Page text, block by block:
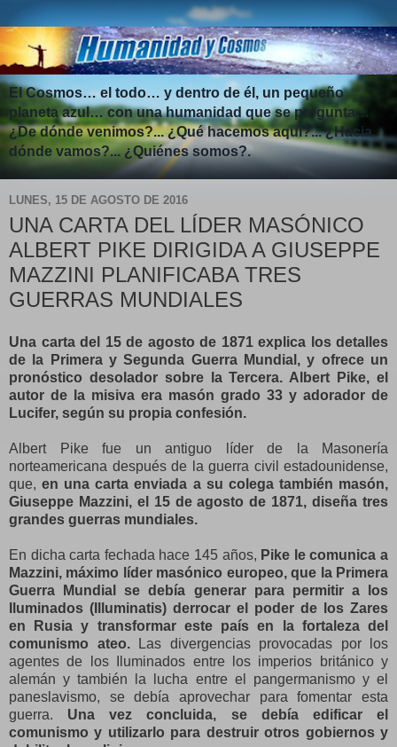
El Cosmos… el todo… y dentro de él, un pequeño
planeta azul… con una humanidad que se pregunta…
¿De dónde venimos?... ¿Qué hacemos aquí?... ¿Hacia
dónde vamos?... ¿Quiénes somos?.
LUNES, 15 DE AGOSTO DE 2016
UNA CARTA DEL LÍDER MASÓNICO
ALBERT PIKE DIRIGIDA A GIUSEPPE
MAZZINI PLANIFICABA TRES
GUERRAS MUNDIALES
Una carta del 15 de agosto de 1871 explica los detalles
de la Primera y Segunda Guerra Mundial, y ofrece un
pronóstico desolador sobre la Tercera. Albert Pike, el
autor de la misiva era masón grado 33 y adorador de
Lucifer, según su propia confesión.
Albert Pike fue un antiguo líder de la Masonería
norteamericana después de la guerra civil estadounidense,
que, en una carta enviada a su colega también masón,
Giuseppe Mazzini, el 15 de agosto de 1871, diseña tres
grandes guerras mundiales.
En dicha carta fechada hace 145 años, Pike le comunica a
Mazzini, máximo líder masónico europeo, que la Primera
Guerra Mundial se debía generar para permitir a los
Iluminados (Illuminatis) derrocar el poder de los Zares
en Rusia y transformar este país en la fortaleza del
comunismo ateo.
Las divergencias provocadas por los
agentes de los Iluminados entre los imperios británico y
alemán y también la lucha entre el pangermanismo y el
paneslavismo, se debía aprovechar para fomentar esta
guerra. Una vez concluida, se debía edificar el
comunismo y utilizarlo para destruir otros gobiernos y